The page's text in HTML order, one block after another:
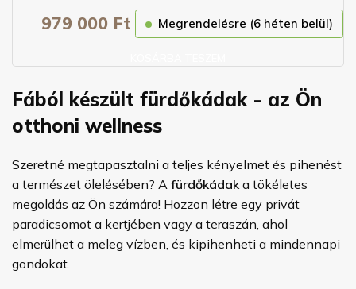
979 000 Ft Megrendelésre (6 héten belül)
Fából készült fürdőkádak - az Ön
otthoni wellness
Szeretné megtapasztalni a teljes kényelmet és pihenést
a természet ölelésében? A fürdőkádak a tökéletes
megoldás az Ön számára! Hozzon létre egy privát
paradicsomot a kertjében vagy a teraszán, ahol
elmerülhet a meleg vízben, és kipihenheti a mindennapi
gondokat.